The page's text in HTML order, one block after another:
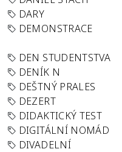
DARY
DEMONSTRACE
DEN STUDENTSTVA
DENÍK N
DEŠTNÝ PRALES
DEZERT
DIDAKTICKÝ TEST
DIGITÁLNÍ NOMÁD
DIVADELNÍ